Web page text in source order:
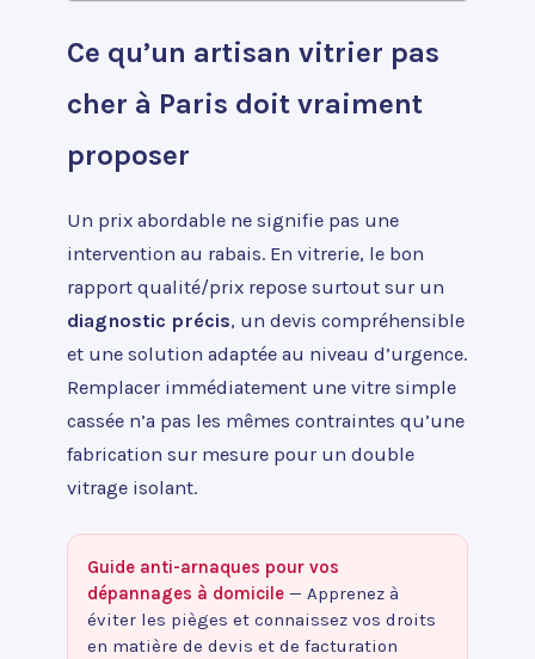
Ce qu’un artisan vitrier pas
cher à Paris doit vraiment
proposer
Un prix abordable ne signifie pas une
intervention au rabais. En vitrerie, le bon
rapport qualité/prix repose surtout sur un
diagnostic précis, un devis compréhensible
et une solution adaptée au niveau d’urgence.
Remplacer immédiatement une vitre simple
cassée n’a pas les mêmes contraintes qu’une
fabrication sur mesure pour un double
vitrage isolant.
Guide anti-arnaques pour vos
dépannages à domicile — Apprenez à
éviter les pièges et connaissez vos droits
en matière de devis et de facturation